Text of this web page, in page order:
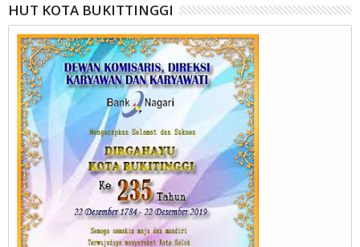
HUT KOTA BUKITTINGGI